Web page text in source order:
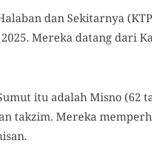
dan Sekitarnya
Mereka datang dari
itu adalah Misno (62
takzim. Mereka